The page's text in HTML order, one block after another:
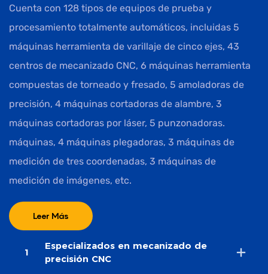
Cuenta con 128 tipos de equipos de prueba y
procesamiento totalmente automáticos, incluidas 5
máquinas herramienta de varillaje de cinco ejes, 43
centros de mecanizado CNC, 6 máquinas herramienta
compuestas de torneado y fresado, 5 amoladoras de
precisión, 4 máquinas cortadoras de alambre, 3
máquinas cortadoras por láser, 5 punzonadoras.
máquinas, 4 máquinas plegadoras, 3 máquinas de
medición de tres coordenadas, 3 máquinas de
medición de imágenes, etc.
Leer Más
1
Especializados en mecanizado de
precisión CNC